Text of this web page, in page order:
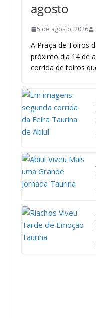
agosto
5 de agosto, 2026
A Praça de Toiros
próximo dia 14 de
corrida de toiros